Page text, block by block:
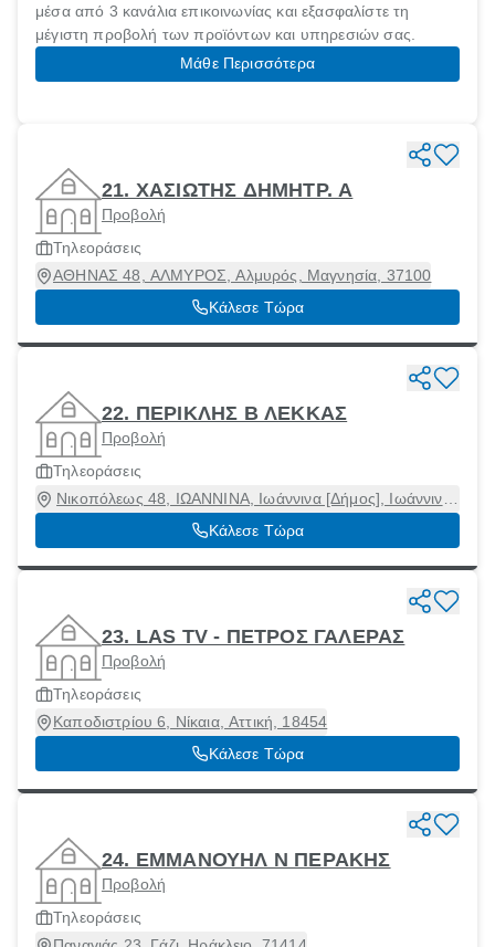
μέσα από 3 κανάλια επικοινωνίας και εξασφαλίστε τη
μέγιστη προβολή των προϊόντων και υπηρεσιών σας.
Μάθε Περισσότερα
21. ΧΑΣΙΩΤΗΣ ΔΗΜΗΤΡ. Α
Προβολή
Τηλεοράσεις
ΑΘΗΝΑΣ 48, ΑΛΜΥΡΟΣ, Αλμυρός, Μαγνησία, 37100
Κάλεσε Τώρα
22. ΠΕΡΙΚΛΗΣ Β ΛΕΚΚΑΣ
Προβολή
Τηλεοράσεις
Νικοπόλεως 48, ΙΩΑΝΝΙΝΑ, Ιωάννινα [Δήμος], Ιωάννινα,
45221
Κάλεσε Τώρα
23. LAS TV - ΠΕΤΡΟΣ ΓΑΛΕΡΑΣ
Προβολή
Τηλεοράσεις
Καποδιστρίου 6, Νίκαια, Αττική, 18454
Κάλεσε Τώρα
24. ΕΜΜΑΝΟΥΗΛ Ν ΠΕΡΑΚΗΣ
Προβολή
Τηλεοράσεις